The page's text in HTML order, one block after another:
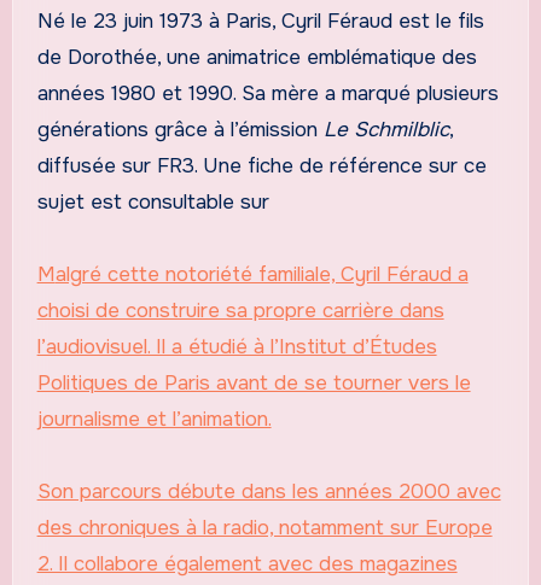
Né le 23 juin 1973 à Paris, Cyril Féraud est le fils
de Dorothée, une animatrice emblématique des
années 1980 et 1990. Sa mère a marqué plusieurs
générations grâce à l’émission Le Schmilblic,
diffusée sur FR3. Une fiche de référence sur ce
sujet est consultable sur
Malgré cette notoriété familiale, Cyril Féraud a
choisi de construire sa propre carrière dans
l’audiovisuel. Il a étudié à l’Institut d’Études
Politiques de Paris avant de se tourner vers le
journalisme et l’animation.
Son parcours débute dans les années 2000 avec
des chroniques à la radio, notamment sur Europe
2. Il collabore également avec des magazines